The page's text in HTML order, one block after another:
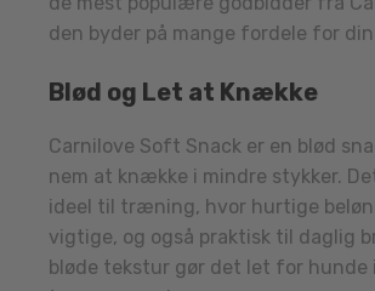
den byder på mange fordele for
Blød og Let at Knække
Carnilove Soft Snack er en blød
nem at knække i mindre stykker.
ideel til træning, hvor hurtige
vigtige, og også praktisk til daglig
bløde tekstur gør det let for hunde